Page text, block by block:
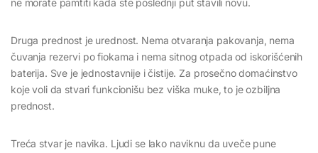
ne morate pamtiti kada ste poslednji put stavili novu.
Druga prednost je urednost. Nema otvaranja pakovanja, nema
čuvanja rezervi po fiokama i nema sitnog otpada od iskorišćenih
baterija. Sve je jednostavnije i čistije. Za prosečno domaćinstvo
koje voli da stvari funkcionišu bez viška muke, to je ozbiljna
prednost.
Treća stvar je navika. Ljudi se lako naviknu da uveče pune